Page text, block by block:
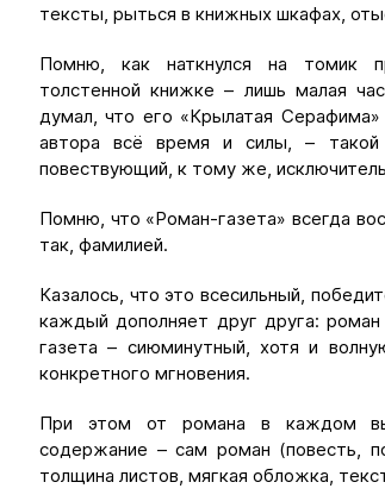
тексты, рыться в книжных шкафах,
Помню, как наткнулся на томик
толстенной книжке– лишь малая
думал, что его «Крылатая
автора всё время и силы,–
повествующий, к тому же,
Помню, что «Роман-газета» всегда
так, фамилией.
Казалось, что это всесильный,
каждый дополняет друг друга:
газета – сиюминутный, хотя и
конкретного мгновения.
При этом от романа в каждом
содержание – сам роман (повесть,
толщина листов, мягкая обложка,